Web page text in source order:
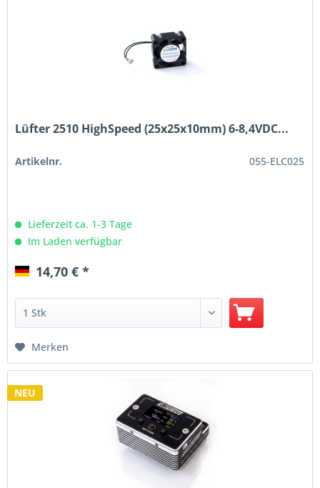
Lüfter 2510 HighSpeed (25x25x10mm) 6-8,4VDC...
Artikelnr. 055-ELC025
Lieferzeit ca. 1-3 Tage
Im Laden verfügbar
14,70 € *
Merken
NEU